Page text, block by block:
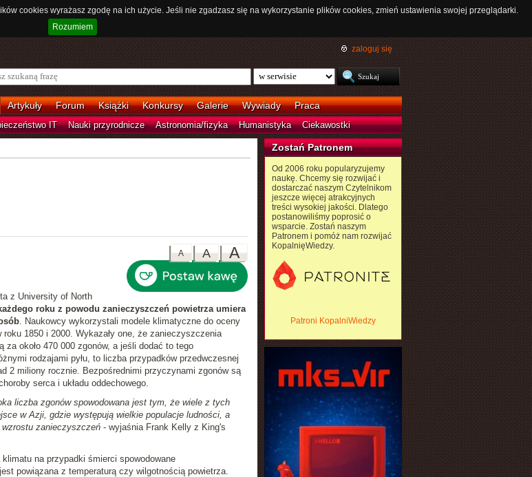
cookies wyrażasz zgodę na ich użycie. Jeśli nie zgadzasz się na wykorzystanie plików cookies, zmień ustawienia swojej przeglądarki.
Rozumiem
zaloguj się
Artykuły Forum Książki Konkursy Galerie Wywiady Praca
IT Nauki przyrodnicze Astronomia/fizyka Humanistyka Ciekawostki
A
A
A
z University of North
roku z powodu zanieczyszczeń powietrza umiera
. Naukowcy wykorzystali modele klimatyczne do oceny
1850 i 2000. Wykazały one, że zanieczyszczenia
za około 470 000 zgonów, a jeśli dodać to tego
rodzajami pyłu, to liczba przypadków przedwczesnej
2 miliony rocznie. Bezpośrednimi przyczynami zgonów są
serca i układu oddechowego.
liczba zgonów spowodowana jest tym, że wiele z tych
w Azji, gdzie występują wielkie populacje ludności, a
zanieczyszczeń- wyjaśnia Frank Kelly z King's
na przypadki śmierci spowodowane
powiązana z temperaturą czy wilgotnością powietrza.
Zostań Patronem
Od 2006 roku popularyzujemy
naukę. Chcemy się rozwijać i
dostarczać naszym Czytelnikom
jeszcze więcej atrakcyjnych
treści wysokiej jakości. Dlatego
postanowiliśmy poprosić o
wsparcie. Zostań naszym
Patronem i pomóż nam rozwijać
KopalnięWiedzy.
Patroni KopalniWiedzy